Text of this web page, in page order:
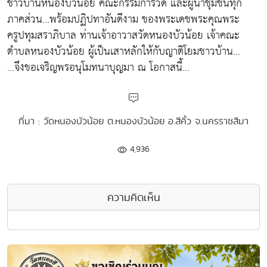
ภาคส่วน...พร้อมปฏิปทาอันดีงาม ของพระเดชพระคุณพระ
ครูปทุมสราภิบาล ท่านเจ้าอาวาสวัดหนองบัวน้อย เจ้าคณะ
ตำบลหนองบัวน้อย ผู้เป็นเสาหลักให้กับญาติโยมชาวบ้าน...
...จึงขอเจริญพรอนุโมทนาบุญมา ณ โอกาสนี้...
ที่มา : วัดหนองบัวน้อย ต.หนองบัวน้อย อ.สีคิ้ว จ.นครราชสีมา
4,936
ความคิดเห็น